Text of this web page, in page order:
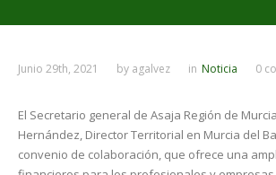
Junio 29th, 2021 by agalvez in Noticia 0
El Secretario general de Asaja Región de
Hernández, Director Territorial en Murcia del
convenio de colaboración, que ofrece una